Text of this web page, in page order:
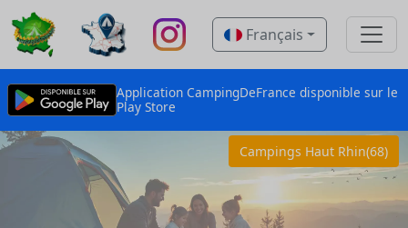
Français
Application CampingDeFrance disponible sur le
Play Store
Campings Haut Rhin(68)